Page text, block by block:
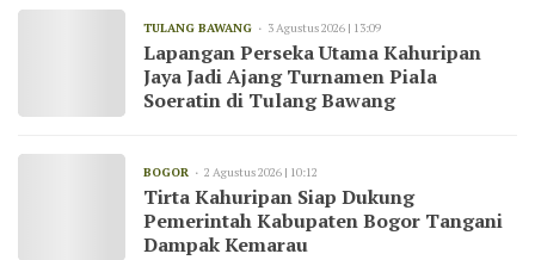
TULANG BAWANG 3 Agustus 2026 | 13:09
Lapangan Perseka Utama Kahuripan
Jaya Jadi Ajang Turnamen Piala
Soeratin di Tulang Bawang
BOGOR 2 Agustus 2026 | 10:12
Tirta Kahuripan Siap Dukung
Pemerintah Kabupaten Bogor Tangani
Dampak Kemarau